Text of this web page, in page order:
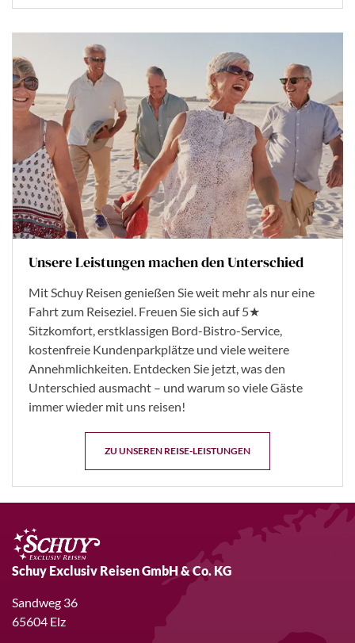
Unsere Leistungen machen den Unterschied
Mit Schuy Reisen genießen Sie weit mehr als nur eine
Fahrt zum Reiseziel. Freuen Sie sich auf 5★
Sitzkomfort, erstklassigen Bord-Bistro-Service,
kostenfreie Kundenparkplätze und viele weitere
Annehmlichkeiten. Entdecken Sie jetzt, was den
Unterschied ausmacht – und warum so viele Gäste
immer wieder mit uns reisen!
ZU UNSEREN REISE-LEISTUNGEN
Schuy Exclusiv Reisen GmbH & Co. KG
Sandweg 36
65604 Elz